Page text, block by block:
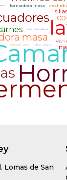
Lomas de San